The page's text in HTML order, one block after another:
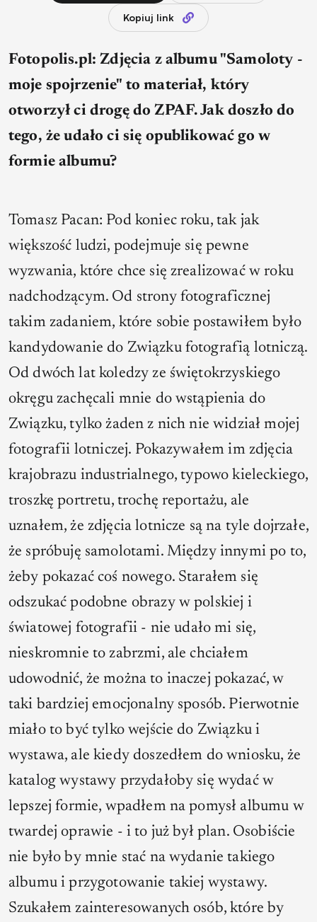
Kopiuj link
Fotopolis.pl: Zdjęcia z albumu "Samoloty -
moje spojrzenie" to materiał, który
otworzył ci drogę do ZPAF. Jak doszło do
tego, że udało ci się opublikować go w
formie albumu?
Tomasz Pacan: Pod koniec roku, tak jak
większość ludzi, podejmuje się pewne
wyzwania, które chce się zrealizować w roku
nadchodzącym. Od strony fotograficznej
takim zadaniem, które sobie postawiłem było
kandydowanie do Związku fotografią lotniczą.
Od dwóch lat koledzy ze świętokrzyskiego
okręgu zachęcali mnie do wstąpienia do
Związku, tylko żaden z nich nie widział mojej
fotografii lotniczej. Pokazywałem im zdjęcia
krajobrazu industrialnego, typowo kieleckiego,
troszkę portretu, trochę reportażu, ale
uznałem, że zdjęcia lotnicze są na tyle dojrzałe,
że spróbuję samolotami. Między innymi po to,
żeby pokazać coś nowego. Starałem się
odszukać podobne obrazy w polskiej i
światowej fotografii - nie udało mi się,
nieskromnie to zabrzmi, ale chciałem
udowodnić, że można to inaczej pokazać, w
taki bardziej emocjonalny sposób. Pierwotnie
miało to być tylko wejście do Związku i
wystawa, ale kiedy doszedłem do wniosku, że
katalog wystawy przydałoby się wydać w
lepszej formie, wpadłem na pomysł albumu w
twardej oprawie - i to już był plan. Osobiście
nie było by mnie stać na wydanie takiego
albumu i przygotowanie takiej wystawy.
Szukałem zainteresowanych osób, które by